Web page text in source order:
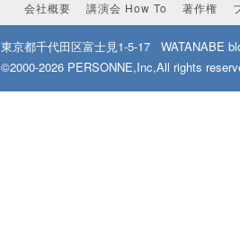
会社概要 講演会 How To 著作権
東京都千代田区富士見1-5-17
WATANABE
©2000-2026 PERSONNE,Inc,All rights